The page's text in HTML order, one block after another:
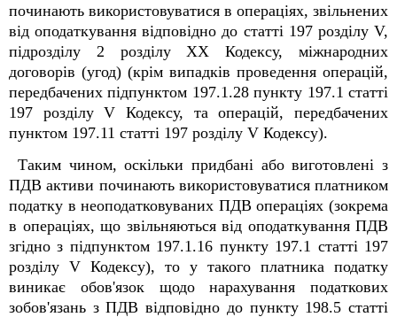
починають використовуватися в операціях, звільнених
від оподаткування відповідно до статті 197 розділу V,
підрозділу 2 розділу XX Кодексу, міжнародних
договорів (угод) (крім випадків проведення операцій,
передбачених підпунктом 197.1.28 пункту 197.1 статті
197 розділу V Кодексу, та операцій, передбачених
пунктом 197.11 статті 197 розділу V Кодексу).
Таким чином, оскільки придбані або виготовлені з
ПДВ активи починають використовуватися платником
податку в неоподатковуваних ПДВ операціях (зокрема
в операціях, що звільняються від оподаткування ПДВ
згідно з підпунктом 197.1.16 пункту 197.1 статті 197
розділу V Кодексу), то у такого платника податку
виникає обов'язок щодо нарахування податкових
зобов'язань з ПДВ відповідно до пункту 198.5 статті